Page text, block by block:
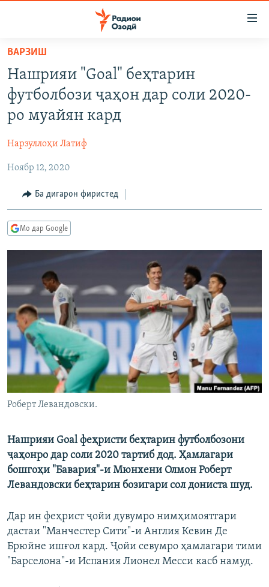
Ҷаҳиш
мояи
аслӣ
Ҷаҳиш
ба
феҳристи
аслӣ
Ҷаҳиш
ҷустор
СИЁСАТ
ҚАЗИЯИ "КРОКУС"
ОСИЁИ МАРКАЗӢ
ФАРҲАНГ
ВАРЗИШ
ГАПИ ОЗОД
РӮЗГОРИ МУҲОҶИР
ТАҲҚИҚОТ
ҶАНГ ДАР УКРАИНА
НАЗАРИ МАРДУМ
ОЗОДӢ ОНЛАЙН
ВИДЕО
НИГОРИСТОН
ГУЗОРИШҲОИ РАДИОӢ
РӮЙХАТҲО
КИТОБҲОИ ОЗОДӢ
Русский
ПАЙГИРӢ КУНЕД
Ҳамаи сомонаҳои RFE/RL
ВАРЗИШ
Нашрияи "Goal" беҳтарин
футболбози ҷаҳон дар соли 2020-
ро муайян кард
Нарзуллоҳи Латиф
Ноябр 12, 2020
Ба дигарон фиристед
Мо дар Google
Роберт Левандовски.
Нашрияи Goalфеҳристи беҳтарин футболбозони
ҷаҳонро дар соли 2020 тартиб дод. Ҳамлагари
бошгоҳи "Бавария"-и Мюнхени Олмон Роберт
Левандовски беҳтарин бозигари сол дониста шуд.
Дар ин феҳрист ҷойи дувумро нимҳимоятгари
дастаи "Манчестер Сити"-и Англия Кевин Де
Брюйне ишғол кард. Ҷойи севумро ҳамлагари тими
"Барселона"-и Испания Лионел Месси касб намуд.